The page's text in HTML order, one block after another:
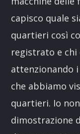
capisco quale
quartieri così
registrato e chi
attenzionando
che abbiamo
quartieri. Io
dimostrazione